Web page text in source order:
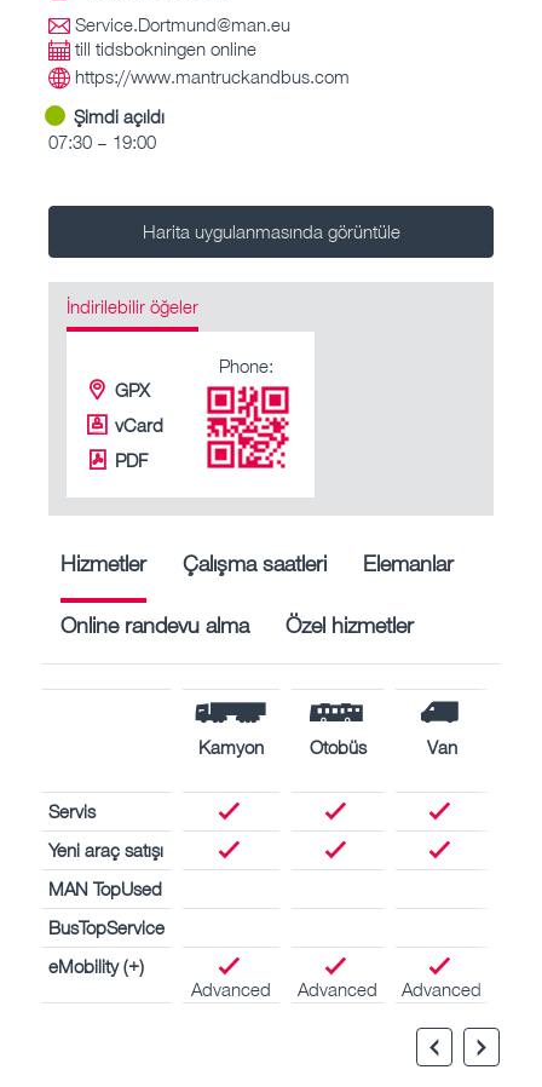
Service.Dortmund@man.eu
till tidsbokningen online
https://www.mantruckandbus.com
Şimdi açıldı
07:30 – 19:00
Harita uygulanmasında görüntüle
İndirilebilir öğeler
GPX
vCard
PDF
Phone:
Hizmetler Çalışma saatleri Elemanlar
Online randevu alma Özel hizmetler
Kamyon Otobüs Van
Servis
Yeni araç satışı
MAN TopUsed
BusTopService
eMobility (+)
Advanced
Advanced Advanced